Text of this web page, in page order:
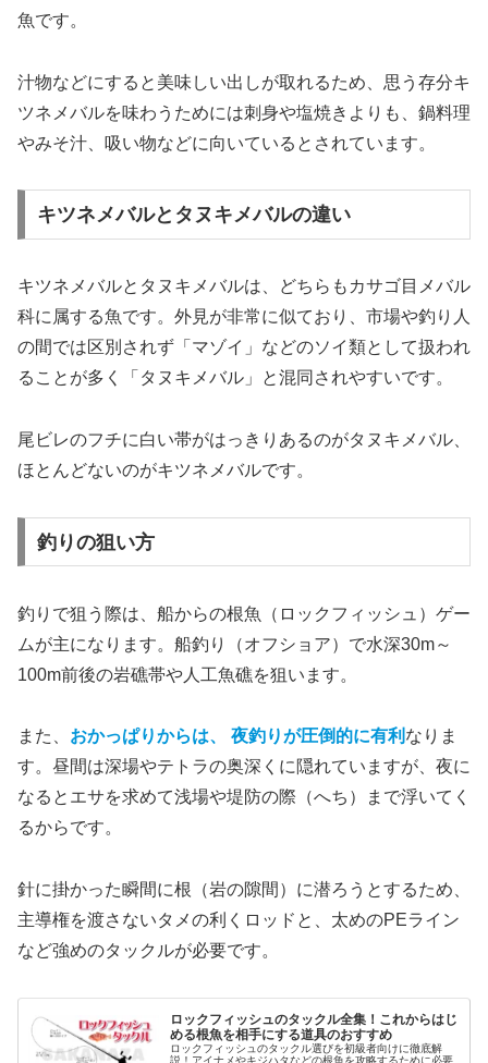
魚です。
汁物などにすると美味しい出しが取れるため、思う存分キ
ツネメバルを味わうためには刺身や塩焼きよりも、鍋料理
やみそ汁、吸い物などに向いているとされています。
キツネメバルとタヌキメバルの違い
キツネメバルとタヌキメバルは、どちらもカサゴ目メバル
科に属する魚です。外見が非常に似ており、市場や釣り人
の間では区別されず「マゾイ」などのソイ類として扱われ
ることが多く「タヌキメバル」と混同されやすいです。
尾ビレのフチに白い帯がはっきりあるのがタヌキメバル、
ほとんどないのがキツネメバルです。
釣りの狙い方
釣りで狙う際は、船からの根魚（ロックフィッシュ）ゲー
ムが主になります。船釣り（オフショア）で水深30m～
100m前後の岩礁帯や人工魚礁を狙います。
また、 おかっぱりからは、 夜釣りが圧倒的に有利 なりま
す。昼間は深場やテトラの奥深くに隠れていますが、夜に
なるとエサを求めて浅場や堤防の際（へち）まで浮いてく
るからです。
針に掛かった瞬間に根（岩の隙間）に潜ろうとするため、
主導権を渡さないタメの利くロッドと、太めのPEライン
など強めのタックルが必要です。
ロックフィッシュのタックル全集！これからはじ
める根魚を相手にする道具のおすすめ
ロックフィッシュのタックル選びを初級者向けに徹底解